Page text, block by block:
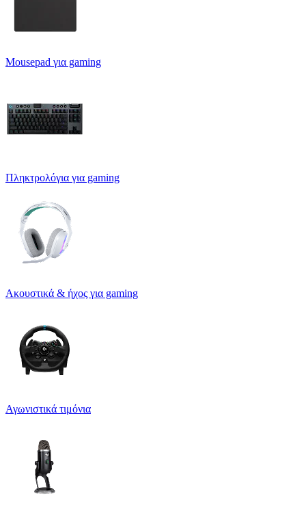
Mousepad για gaming
Πληκτρολόγια για gaming
Ακουστικά & ήχος για gaming
Αγωνιστικά τιμόνια